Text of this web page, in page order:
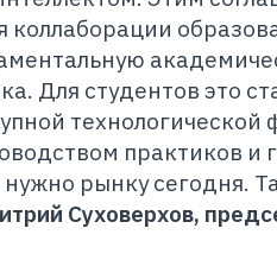
коллаборации
Для студентов это
практиков и
нужно рынку сегодня.
Суховерхов,